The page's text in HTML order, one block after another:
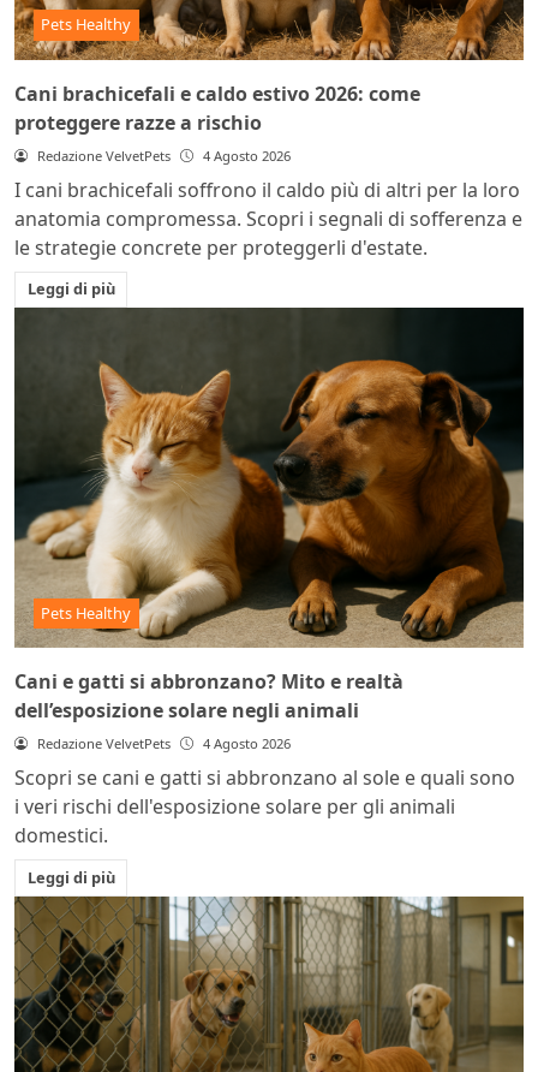
Pets Healthy
Cani brachicefali e caldo estivo 2026: come
proteggere razze a rischio
Redazione VelvetPets 4 Agosto 2026
I cani brachicefali soffrono il caldo più di altri per la loro
anatomia compromessa. Scopri i segnali di sofferenza e
le strategie concrete per proteggerli d'estate.
Leggi di più
Pets Healthy
Cani e gatti si abbronzano? Mito e realtà
dell’esposizione solare negli animali
Redazione VelvetPets 4 Agosto 2026
Scopri se cani e gatti si abbronzano al sole e quali sono
i veri rischi dell'esposizione solare per gli animali
domestici.
Leggi di più